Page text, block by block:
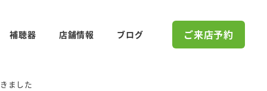
補聴器 店舗情報 ブログ ご来店予約
ました